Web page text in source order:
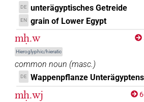
DE unterägyptisches Getreide
EN grain of Lower Egypt
mḥ.w
Hieroglyphic/hieratic
common noun (masc.)
DE Wappenpflanze Unterägyptens
mḥ.wj